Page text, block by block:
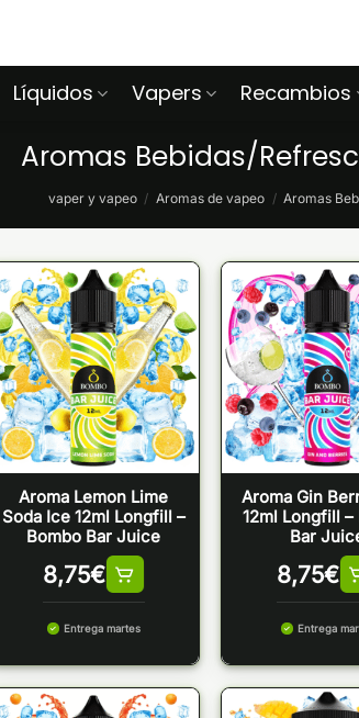
Líquidos Vapers Recambios
Aromas Bebidas/
vaper y vapeo / Aromas de vapeo / Aromas
Aroma Lemon Lime
Soda Ice 12ml Longfill –
Bombo Bar Juice
8,75€
Entrega martes
Aroma Gin
12ml Longfill –
Bar
8,75€
Entrega